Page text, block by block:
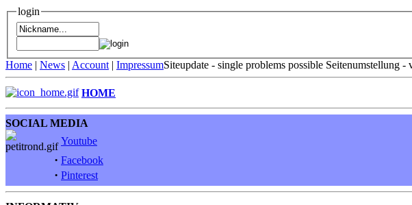
login
Home | News | Account | ImpressumSiteupdate - single problems possible Seitenumstellung -
HOME
SOCIAL MEDIA
Youtube
· Facebook
· Pinterest